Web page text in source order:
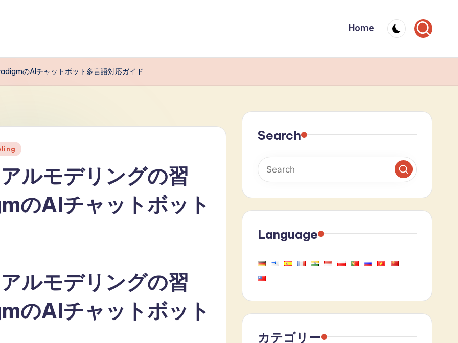
Home
のAIチャットボット多言語対応ガイド
ルモデリングの習
のAIチャットボット
ルモデリングの習
のAIチャットボット
Search
Language
カテゴリー